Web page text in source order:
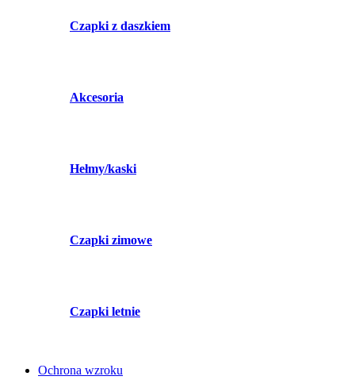
Czapki z daszkiem
Akcesoria
Hełmy/kaski
Czapki zimowe
Czapki letnie
Ochrona wzroku